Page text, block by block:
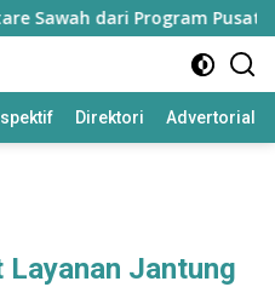
dari Program Pusat
Direktori Advertorial
Jantung